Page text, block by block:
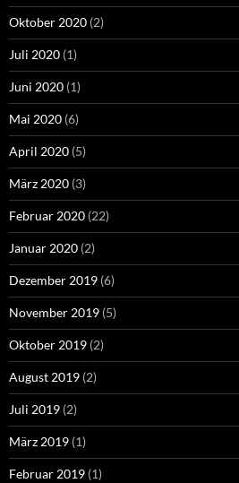
Oktober 2020 (2)
Juli 2020 (1)
Juni 2020 (1)
Mai 2020 (6)
April 2020 (5)
März 2020 (3)
Februar 2020 (22)
Januar 2020 (2)
Dezember 2019 (6)
November 2019 (5)
Oktober 2019 (2)
August 2019 (2)
Juli 2019 (2)
März 2019 (1)
Februar 2019 (1)